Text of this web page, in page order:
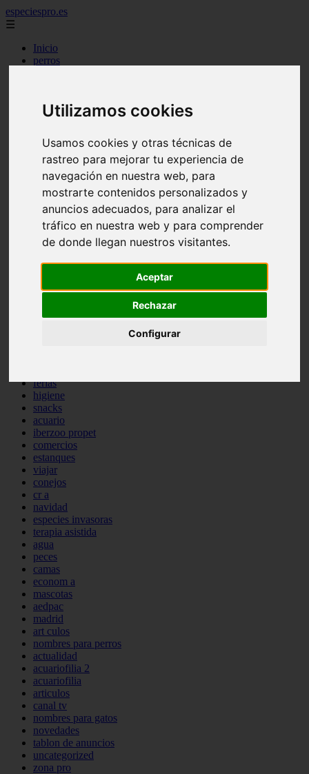
Utilizamos cookies
Usamos cookies y otras técnicas de
rastreo para mejorar tu experiencia de
navegación en nuestra web, para
mostrarte contenidos personalizados y
anuncios adecuados, para analizar el
tráfico en nuestra web y para comprender
de donde llegan nuestros visitantes.
Aceptar
Rechazar
Configurar
especiespro.es
☰
Inicio
perros
acuariofilia
tenencia responsable
ventas
mantenimiento
aves
marketing
bienestar
peque os mam feros
verano
legislaci n
complementos
comportamiento
ferias
higiene
snacks
acuario
iberzoo propet
comercios
estanques
viajar
conejos
cr a
navidad
especies invasoras
terapia asistida
agua
peces
camas
econom a
mascotas
aedpac
madrid
art culos
nombres para perros
actualidad
acuariofilia 2
acuariofilia
articulos
canal tv
nombres para gatos
novedades
tablon de anuncios
uncategorized
zona pro